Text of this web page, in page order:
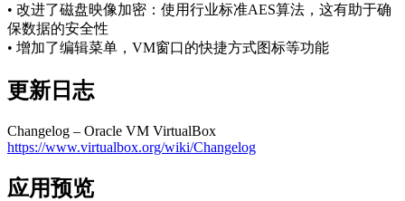
• 改进了磁盘映像加密：使用行业标准AES算法，这有助于确
保数据的安全性
• 增加了编辑菜单，VM窗口的快捷方式图标等功能
更新日志
Changelog – Oracle VM VirtualBox
https://www.virtualbox.org/wiki/Changelog
应用预览